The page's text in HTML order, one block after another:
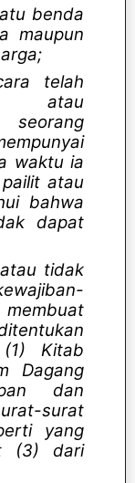
benda
maupun
telah
atau
seorang
waktu ia
atau
bahwa
dapat
tidak
Kitab
Dagang
dan
surat
yang
(3) dari